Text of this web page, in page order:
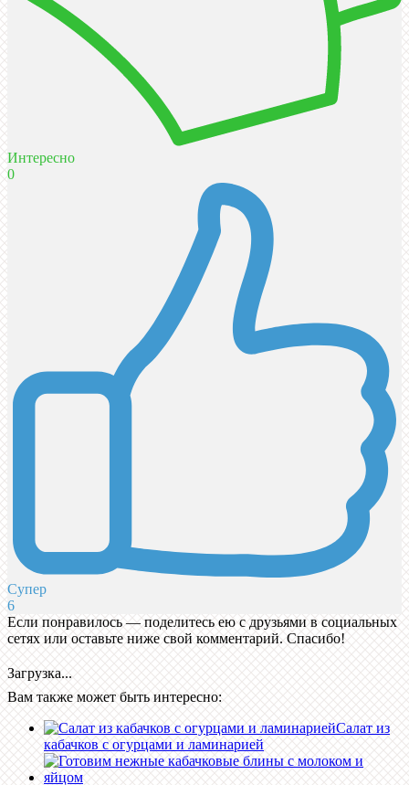
Интересно
0
Супер
6
Если понравилось — поделитесь ею с друзьями в социальных
сетях или оставьте ниже свой комментарий. Спасибо!
Загрузка...
Вам также может быть интересно:
Салат из
кабачков с огурцами и ламинарией